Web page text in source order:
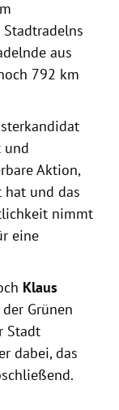
aus
792 km
und
Aktion,
hat und das
nimmt
eine
Klaus
Grünen
Stadt
dabei, das